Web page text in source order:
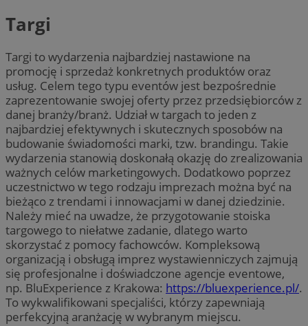
Targi
Targi to wydarzenia najbardziej nastawione na
promocję i sprzedaż konkretnych produktów oraz
usług. Celem tego typu eventów jest bezpośrednie
zaprezentowanie swojej oferty przez przedsiębiorców z
danej branży/branż. Udział w targach to jeden z
najbardziej efektywnych i skutecznych sposobów na
budowanie świadomości marki, tzw. brandingu. Takie
wydarzenia stanowią doskonałą okazję do zrealizowania
ważnych celów marketingowych. Dodatkowo poprzez
uczestnictwo w tego rodzaju imprezach można być na
bieżąco z trendami i innowacjami w danej dziedzinie.
Należy mieć na uwadze, że przygotowanie stoiska
targowego to niełatwe zadanie, dlatego warto
skorzystać z pomocy fachowców. Kompleksową
organizacją i obsługą imprez wystawienniczych zajmują
się profesjonalne i doświadczone agencje eventowe,
np. BluExperience z Krakowa: https://bluexperience.pl/.
To wykwalifikowani specjaliści, którzy zapewniają
perfekcyjną aranżację w wybranym miejscu.